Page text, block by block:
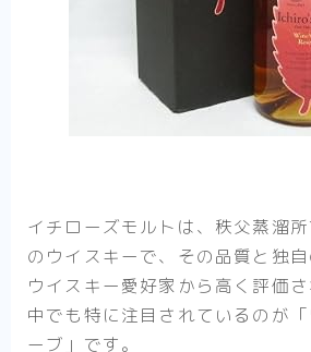
イチローズモルトは、秩父蒸溜
のウイスキーで、その品質と独
ウイスキー愛好家から高く評価
中でも特に注目されているのが
ーブ」です。